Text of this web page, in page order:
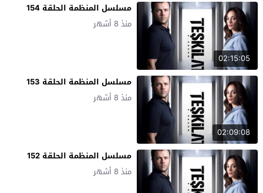
02:15:05
مسلسل المنظمة الحلقة 154
منذ 8 أشهر
02:09:08
مسلسل المنظمة الحلقة 153
منذ 8 أشهر
مسلسل المنظمة الحلقة 152
منذ 8 أشهر